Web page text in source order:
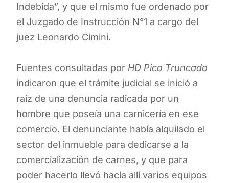
Indebida”, y que el mismo fue ordenado por
el Juzgado de Instrucción N°1 a cargo del
juez Leonardo Cimini.
Fuentes consultadas por HD Pico Truncado
indicaron que el trámite judicial se inició a
raíz de una denuncia radicada por un
hombre que poseía una carnicería en ese
comercio. El denunciante había alquilado el
sector del inmueble para dedicarse a la
comercialización de carnes, y que para
poder hacerlo llevó hacía allí varios equipos